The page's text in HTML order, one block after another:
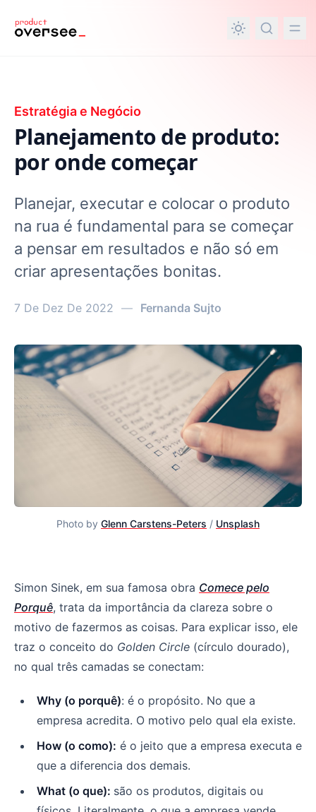
principal
Estratégia e Negócio
Planejamento de produto:
por onde começar
Planejar, executar e colocar o produto
na rua é fundamental para se começar
a pensar em resultados e não só em
criar apresentações bonitas.
7 De Dez De 2022 — Fernanda Sujto
Photo by Glenn Carstens-Peters / Unsplash
Planejamento de produto: por onde começar
Simon Sinek, em sua famosa obra Comece pelo
Porquê, trata da importância da clareza sobre o
motivo de fazermos as coisas. Para explicar isso, ele
traz o conceito do Golden Circle (círculo dourado),
no qual três camadas se conectam:
Why (o porquê): é o propósito. No que a
empresa acredita. O motivo pelo qual ela existe.
How (o como): é o jeito que a empresa executa e
que a diferencia dos demais.
What (o que): são os produtos, digitais ou